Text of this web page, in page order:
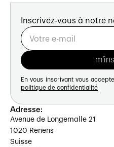
Inscrivez-vous à notre
En vous inscrivant vous
politique de confidentialité
Adresse:
Avenue de Longemalle 21
1020 Renens
Suisse